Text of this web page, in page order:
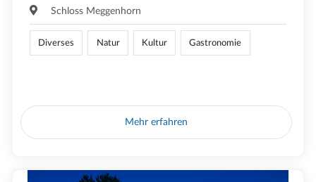
Schloss Meggenhorn
Diverses Natur Kultur Gastronomie
Mehr erfahren